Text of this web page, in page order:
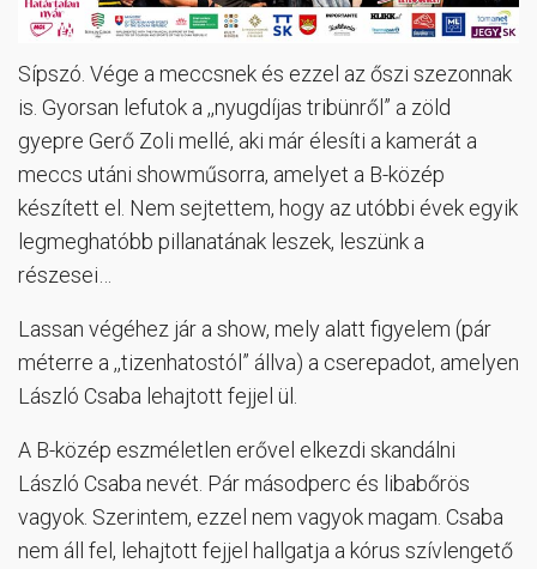
Sípszó. Vége a meccsnek és ezzel az őszi szezonnak
is. Gyorsan lefutok a ,,nyugdíjas tribünről” a zöld
gyepre Gerő Zoli mellé, aki már élesíti a kamerát a
meccs utáni showműsorra, amelyet a B-közép
készített el. Nem sejtettem, hogy az utóbbi évek egyik
legmeghatóbb pillanatának leszek, leszünk a
részesei…
Lassan végéhez jár a show, mely alatt figyelem (pár
méterre a ,,tizenhatostól” állva) a cserepadot, amelyen
László Csaba lehajtott fejjel ül.
A B-közép eszméletlen erővel elkezdi skandálni
László Csaba nevét. Pár másodperc és libabőrös
vagyok. Szerintem, ezzel nem vagyok magam. Csaba
nem áll fel, lehajtott fejjel hallgatja a kórus szívlengető